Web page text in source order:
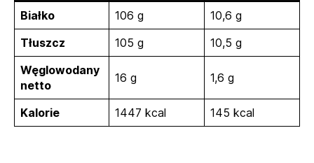
Białko 106 g
10,6 g
Tłuszcz
105 g
10,5 g
Węglowodany
netto
16 g 1,6 g
Kalorie 1447 kcal 145 kcal